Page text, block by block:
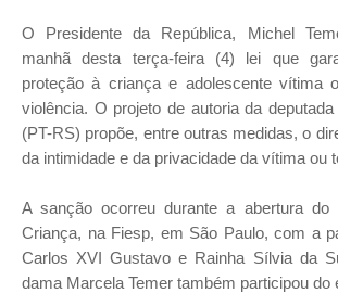
O Presidente da República, Michel
manhã desta terça-feira (4) lei que
proteção à criança e adolescente vítima
violência. O projeto de autoria da
(PT-RS) propõe, entre outras medidas, o
da intimidade e da privacidade da vítima ou
A sanção ocorreu durante a abertura do
Criança, na Fiesp, em São Paulo, com a
Carlos XVI Gustavo e Rainha Sílvia da
dama Marcela Temer também participou do